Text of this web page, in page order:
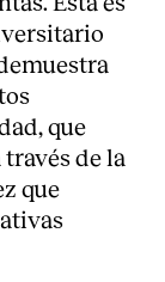
que
de la
que